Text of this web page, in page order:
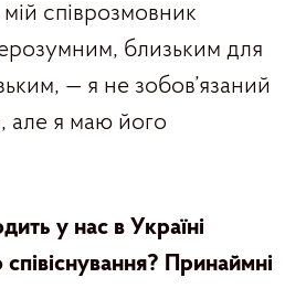
співрозмовник
близьким для
— я не зобов’язаний
але я маю його
у нас в Україні
? Принаймні